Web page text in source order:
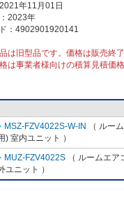
年11月01日
2023年
：4902901920141
は旧型品です。価格は販売終
は事業者様向けの積算見積価
MSZ-FZV4022S-W-IN
（ ルー
) 室内ユニット ）
MUZ-FZV4022S （ ルームエ
ユニット ）